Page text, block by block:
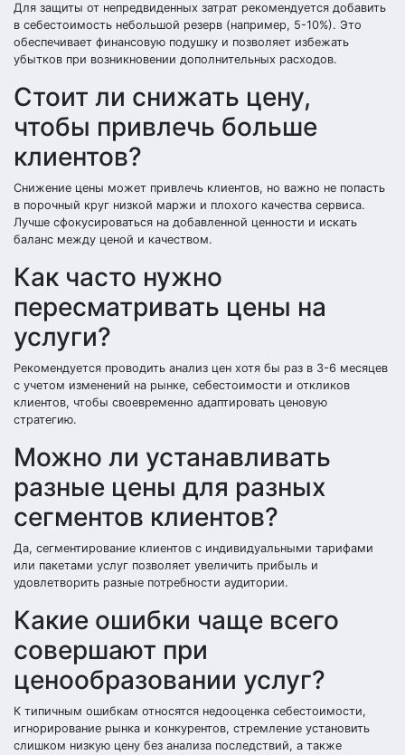
Для защиты от непредвиденных затрат рекомендуется добавить
в себестоимость небольшой резерв (например, 5-10%). Это
обеспечивает финансовую подушку и позволяет избежать
убытков при возникновении дополнительных расходов.
Стоит ли снижать цену,
чтобы привлечь больше
клиентов?
Снижение цены может привлечь клиентов, но важно не попасть
в порочный круг низкой маржи и плохого качества сервиса.
Лучше сфокусироваться на добавленной ценности и искать
баланс между ценой и качеством.
Как часто нужно
пересматривать цены на
услуги?
Рекомендуется проводить анализ цен хотя бы раз в 3-6 месяцев
с учетом изменений на рынке, себестоимости и откликов
клиентов, чтобы своевременно адаптировать ценовую
стратегию.
Можно ли устанавливать
разные цены для разных
сегментов клиентов?
Да, сегментирование клиентов с индивидуальными тарифами
или пакетами услуг позволяет увеличить прибыль и
удовлетворить разные потребности аудитории.
Какие ошибки чаще всего
совершают при
ценообразовании услуг?
К типичным ошибкам относятся недооценка себестоимости,
игнорирование рынка и конкурентов, стремление установить
слишком низкую цену без анализа последствий, а также